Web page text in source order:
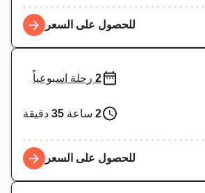
للحصول على السعر
2 رحلة اسبوعياً
2 ساعة 35 دقيقة
للحصول على السعر